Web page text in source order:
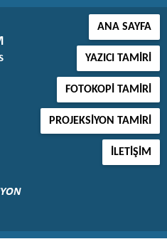
ANA SAYFA
YAZICI TAMIRI
FOTOKOPI TAMIRI
PROJEKSIYON TAMIRI
İLETIŞIM